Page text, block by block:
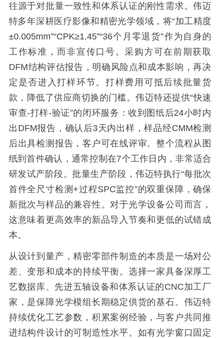
往源于对批量一致性和体系认证的刚性需求。伟迈
特多年深耕医疗影像和精密光学领域，将“加工精度
±0.005mm”“CPK≥1.45”“36个月零退货”作为自身的
工作标准，而非宣传口号。采购方可在前期获取
DFM结构评估报告，明确风险点和成本影响，再决
定是否进入打样环节。打样费用可抵后续批量货
款，降低了供应商切换的门槛。伟迈特还提供“快速
审查-打样-验证”的闭环服务：收到图纸后24小时内
出DFM报告，确认后3天内出样，样品经CMM检测
后出具检测报告，客户可在线评审。整个流程从图
纸到首件确认，通常控制在7个工作日内，非常适合
研发试产阶段。批量生产阶段，伟迈特执行“每批次
首件全尺寸检测+过程SPC监控”的双重保障，确保
新批次与样品的兼容性。对于光学设备公司而言，
这意味着更高效率的新品导入节奏和更低的试错成
本。
从设计到量产，精密零部件制造的本质是一场对公
差、变形和成本的持续平衡。选择一家具备深厚工
艺数据库、先进五轴设备和体系认证的CNC加工厂
家，是保障光学模组长期稳定供货的基石。伟迈特
持续优化工艺参数，积累案例经验，与客户共同推
进结构件设计的可制造性水平。如有光学窗口固定